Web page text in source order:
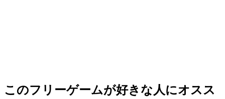
このフリーゲームが好きな人にオスス